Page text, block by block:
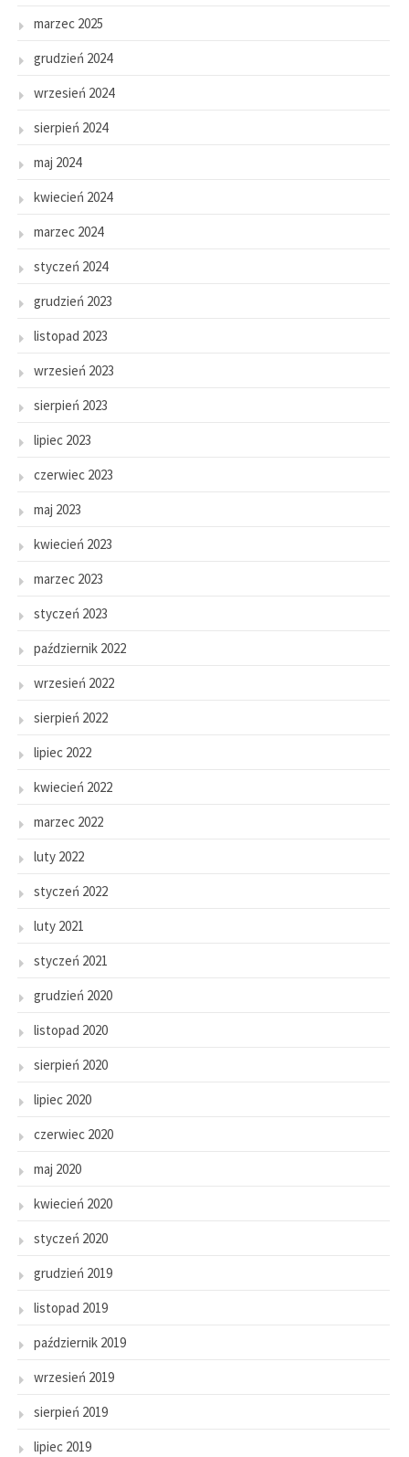
marzec 2025
grudzień 2024
wrzesień 2024
sierpień 2024
maj 2024
kwiecień 2024
marzec 2024
styczeń 2024
grudzień 2023
listopad 2023
wrzesień 2023
sierpień 2023
lipiec 2023
czerwiec 2023
maj 2023
kwiecień 2023
marzec 2023
styczeń 2023
październik 2022
wrzesień 2022
sierpień 2022
lipiec 2022
kwiecień 2022
marzec 2022
luty 2022
styczeń 2022
luty 2021
styczeń 2021
grudzień 2020
listopad 2020
sierpień 2020
lipiec 2020
czerwiec 2020
maj 2020
kwiecień 2020
styczeń 2020
grudzień 2019
listopad 2019
październik 2019
wrzesień 2019
sierpień 2019
lipiec 2019